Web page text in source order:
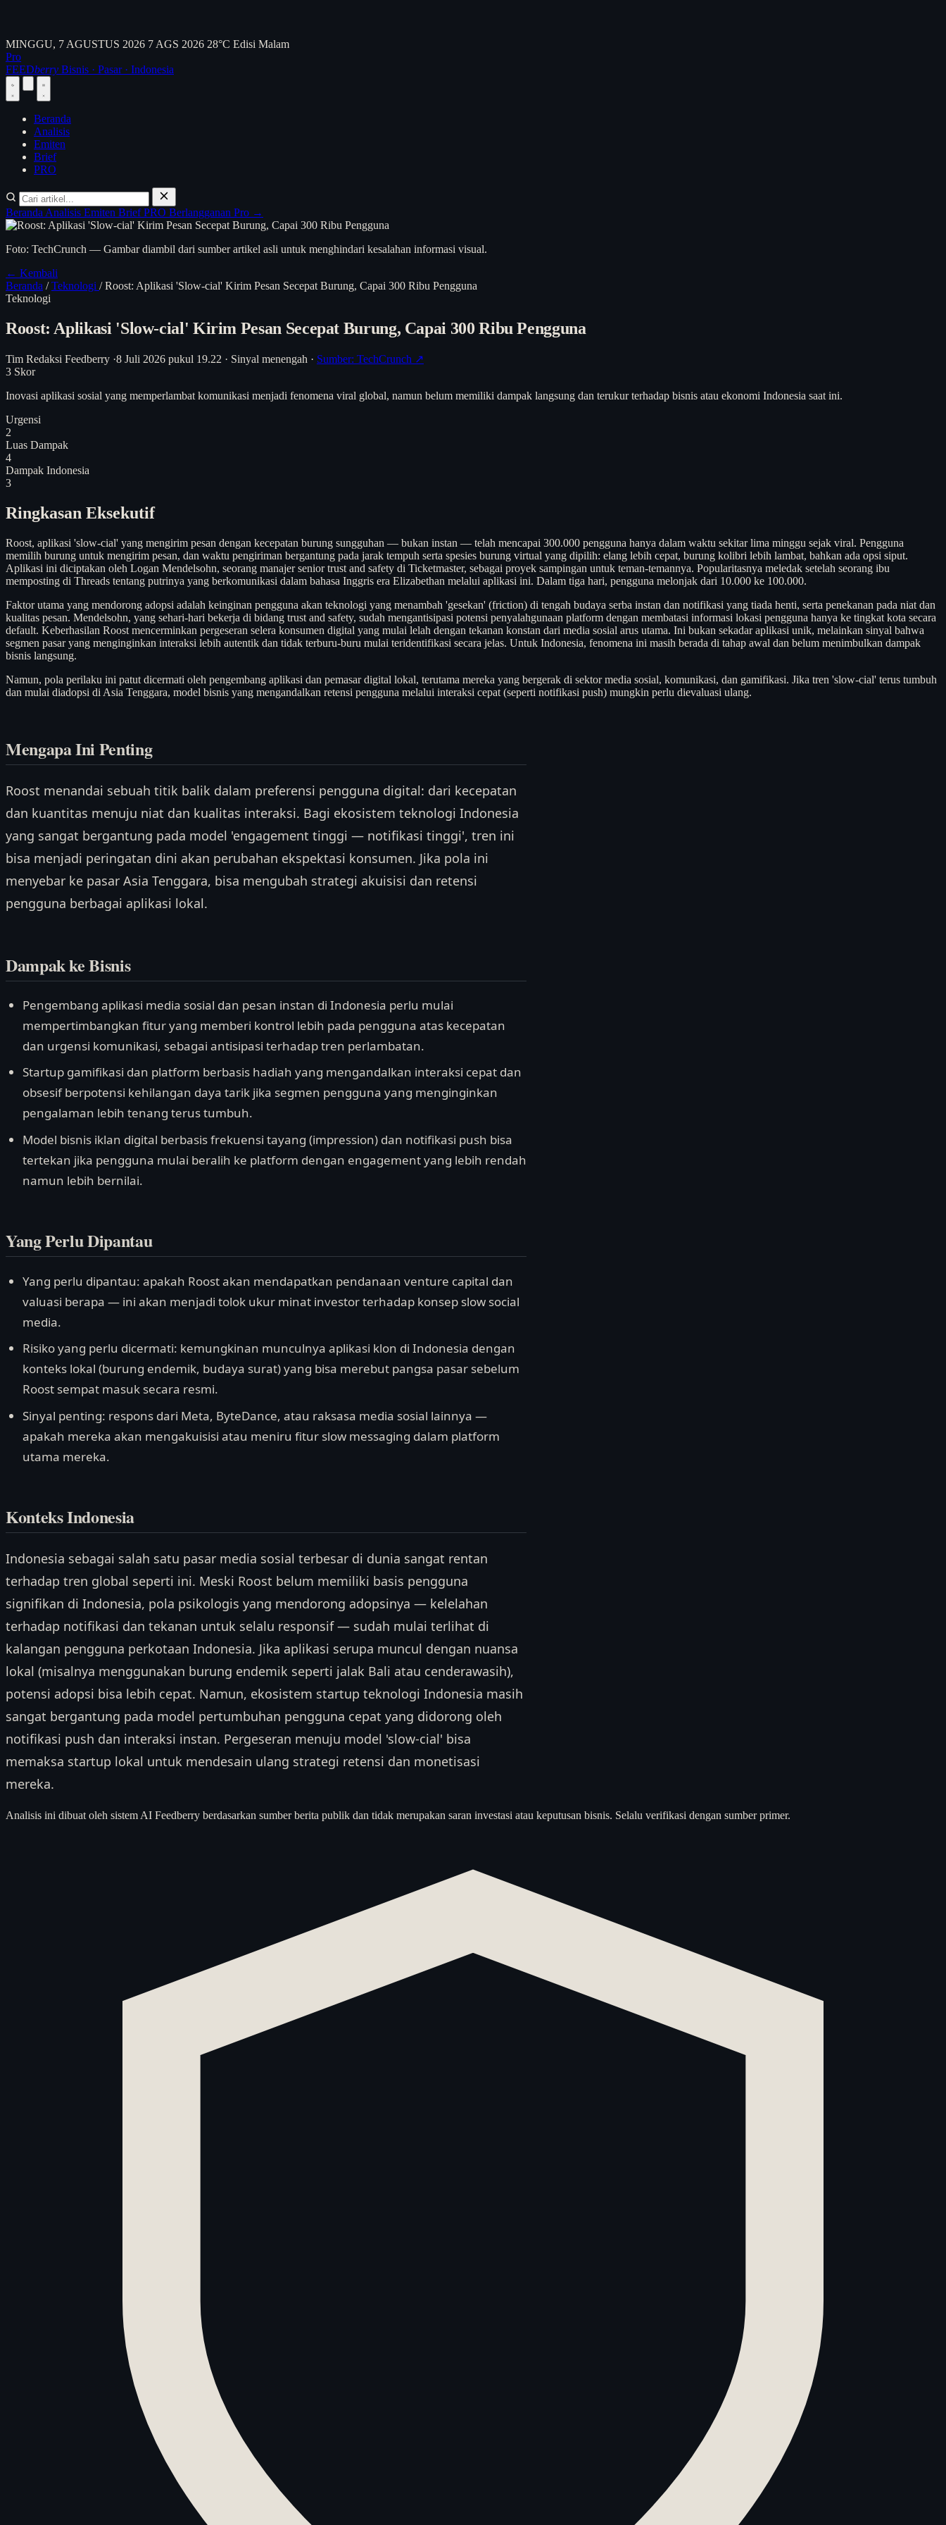
MINGGU, 7 AGUSTUS 2026 7 AGS 2026 28°C Edisi Malam
Pro
FEEDberry Bisnis · Pasar · Indonesia
Beranda
Analisis
Emiten
Brief
PRO
Beranda Analisis Emiten BriefPRO Berlangganan Pro →
Foto: TechCrunch — Gambar diambil dari sumber artikel asli untuk menghindari kesalahan informasi visual.
← Kembali
Beranda / Teknologi / Roost: Aplikasi 'Slow-cial' Kirim Pesan Secepat Burung, Capai 300 Ribu Pengguna
Teknologi
Roost: Aplikasi 'Slow-cial' Kirim Pesan Secepat Burung, Capai 300 Ribu Pengguna
Tim Redaksi Feedberry ·8 Juli 2026 pukul 19.22 · Sinyal menengah · Sumber: TechCrunch ↗
3 Skor
Inovasi aplikasi sosial yang memperlambat komunikasi menjadi fenomena viral global, namun belum memiliki dampak langsung dan terukur terhadap bisnis atau ekonomi Indonesia saat ini.
Urgensi
2
Luas Dampak
4
Dampak Indonesia
3
Ringkasan Eksekutif
Roost, aplikasi 'slow-cial' yang mengirim pesan dengan kecepatan burung sungguhan — bukan instan — telah mencapai 300.000 pengguna hanya dalam waktu sekitar lima minggu sejak viral. Pengguna
memilih burung untuk mengirim pesan, dan waktu pengiriman bergantung pada jarak tempuh serta spesies burung virtual yang dipilih: elang lebih cepat, burung kolibri lebih lambat, bahkan ada opsi siput.
Aplikasi ini diciptakan oleh Logan Mendelsohn, seorang manajer senior trust and safety di Ticketmaster, sebagai proyek sampingan untuk teman-temannya. Popularitasnya meledak setelah seorang ibu
memposting di Threads tentang putrinya yang berkomunikasi dalam bahasa Inggris era Elizabethan melalui aplikasi ini. Dalam tiga hari, pengguna melonjak dari 10.000 ke 100.000.
Faktor utama yang mendorong adopsi adalah keinginan pengguna akan teknologi yang menambah 'gesekan' (friction) di tengah budaya serba instan dan notifikasi yang tiada henti, serta penekanan pada niat dan
kualitas pesan. Mendelsohn, yang sehari-hari bekerja di bidang trust and safety, sudah mengantisipasi potensi penyalahgunaan platform dengan membatasi informasi lokasi pengguna hanya ke tingkat kota secara
default. Keberhasilan Roost mencerminkan pergeseran selera konsumen digital yang mulai lelah dengan tekanan konstan dari media sosial arus utama. Ini bukan sekadar aplikasi unik, melainkan sinyal bahwa
segmen pasar yang menginginkan interaksi lebih autentik dan tidak terburu-buru mulai teridentifikasi secara jelas. Untuk Indonesia, fenomena ini masih berada di tahap awal dan belum menimbulkan dampak
bisnis langsung.
Namun, pola perilaku ini patut dicermati oleh pengembang aplikasi dan pemasar digital lokal, terutama mereka yang bergerak di sektor media sosial, komunikasi, dan gamifikasi. Jika tren 'slow-cial' terus tumbuh
dan mulai diadopsi di Asia Tenggara, model bisnis yang mengandalkan retensi pengguna melalui interaksi cepat (seperti notifikasi push) mungkin perlu dievaluasi ulang.
Mengapa Ini Penting
Roost menandai sebuah titik balik dalam preferensi pengguna digital: dari kecepatan
dan kuantitas menuju niat dan kualitas interaksi. Bagi ekosistem teknologi Indonesia
yang sangat bergantung pada model 'engagement tinggi — notifikasi tinggi', tren ini
bisa menjadi peringatan dini akan perubahan ekspektasi konsumen. Jika pola ini
menyebar ke pasar Asia Tenggara, bisa mengubah strategi akuisisi dan retensi
pengguna berbagai aplikasi lokal.
Dampak ke Bisnis
Pengembang aplikasi media sosial dan pesan instan di Indonesia perlu mulai
mempertimbangkan fitur yang memberi kontrol lebih pada pengguna atas kecepatan
dan urgensi komunikasi, sebagai antisipasi terhadap tren perlambatan.
Startup gamifikasi dan platform berbasis hadiah yang mengandalkan interaksi cepat dan
obsesif berpotensi kehilangan daya tarik jika segmen pengguna yang menginginkan
pengalaman lebih tenang terus tumbuh.
Model bisnis iklan digital berbasis frekuensi tayang (impression) dan notifikasi push bisa
tertekan jika pengguna mulai beralih ke platform dengan engagement yang lebih rendah
namun lebih bernilai.
Yang Perlu Dipantau
Yang perlu dipantau: apakah Roost akan mendapatkan pendanaan venture capital dan
valuasi berapa — ini akan menjadi tolok ukur minat investor terhadap konsep slow social
media.
Risiko yang perlu dicermati: kemungkinan munculnya aplikasi klon di Indonesia dengan
konteks lokal (burung endemik, budaya surat) yang bisa merebut pangsa pasar sebelum
Roost sempat masuk secara resmi.
Sinyal penting: respons dari Meta, ByteDance, atau raksasa media sosial lainnya —
apakah mereka akan mengakuisisi atau meniru fitur slow messaging dalam platform
utama mereka.
Konteks Indonesia
Indonesia sebagai salah satu pasar media sosial terbesar di dunia sangat rentan
terhadap tren global seperti ini. Meski Roost belum memiliki basis pengguna
signifikan di Indonesia, pola psikologis yang mendorong adopsinya — kelelahan
terhadap notifikasi dan tekanan untuk selalu responsif — sudah mulai terlihat di
kalangan pengguna perkotaan Indonesia. Jika aplikasi serupa muncul dengan nuansa
lokal (misalnya menggunakan burung endemik seperti jalak Bali atau cenderawasih),
potensi adopsi bisa lebih cepat. Namun, ekosistem startup teknologi Indonesia masih
sangat bergantung pada model pertumbuhan pengguna cepat yang didorong oleh
notifikasi push dan interaksi instan. Pergeseran menuju model 'slow-cial' bisa
memaksa startup lokal untuk mendesain ulang strategi retensi dan monetisasi
mereka.
Analisis ini dibuat oleh sistem AI Feedberry berdasarkan sumber berita publik dan tidak merupakan saran investasi atau keputusan bisnis. Selalu verifikasi dengan sumber primer.